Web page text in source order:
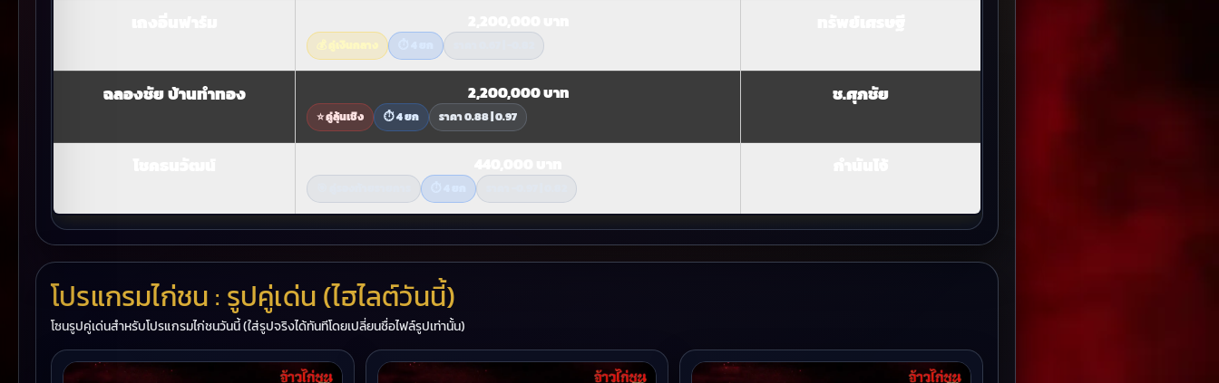
ฉลองชัย บ้านทำทอง 2,200,000 บาท
⭐ คู่ลุ้นเชิง ⏱ 4 ยก ราคา 0.88 | 0.97
ช.ศุภชัย
โปรแกรมไก่ชน : รูปคู่เด่น (ไฮไลต์วันนี้)
โซนรูปคู่เด่นสำหรับโปรแกรมไก่ชนวันนี้ (ใส่รูปจริงได้ทันทีโดยเปลี่ยนชื่อไฟล์รูปเท่านั้น)